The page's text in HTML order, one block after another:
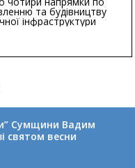
та будівництву
інфраструктури
Сумщини Вадим
святом весни